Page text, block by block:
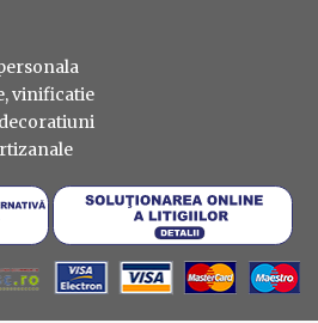
vinificatie